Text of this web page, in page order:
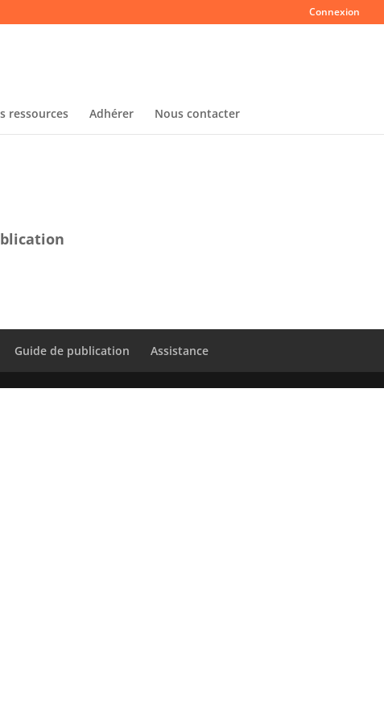
Connexion
ressources Adhérer Nous contacter
Guide de publication Assistance